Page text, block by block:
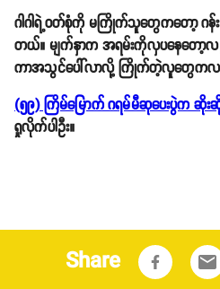
ဂါဂါရဲ့ဝတ်စုံကို မကြိုက်သူတွေကတော့ ဂန်
တယ်။ မျက်နှာက အရမ်းကိုလှပနေတော့လ
ကာအသွင်ပေါ်လာလို့ ကြိုက်တဲ့လူတွေကလ
(၅၉) ကြိမ်မြောက် ဂရမ်မီဆုပေးပွဲက ဆိုးဆိုး
ရှုလိုက်ပါဦး။
Share email